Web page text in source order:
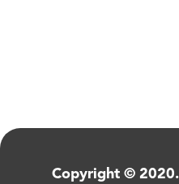
Copyright © 2020.